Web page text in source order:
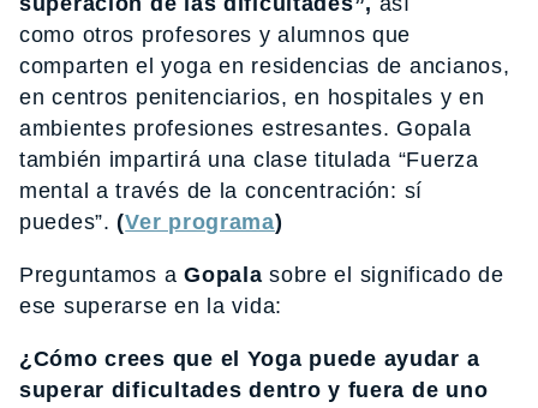
como otros profesores y alumnos que
comparten el yoga en residencias de ancianos,
en centros penitenciarios, en hospitales y en
ambientes profesiones estresantes. Gopala
también impartirá una clase titulada “Fuerza
mental a través de la concentración: sí
puedes”.(Ver programa)
Preguntamos aGopala sobre el significado de
ese superarse en la vida:
¿Cómo crees que el Yoga puede ayudar a
superar dificultades dentro y fuera de uno